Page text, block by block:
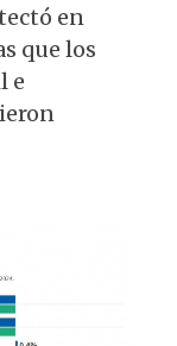
en
que los
e